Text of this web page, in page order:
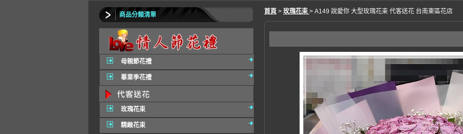
商品分類清單
母親節花禮
畢業季花禮
玫瑰花束
精緻花束
首頁 > 玫瑰花束 > A149 說愛你 大型玫瑰花束 代客送花 台南東區花店